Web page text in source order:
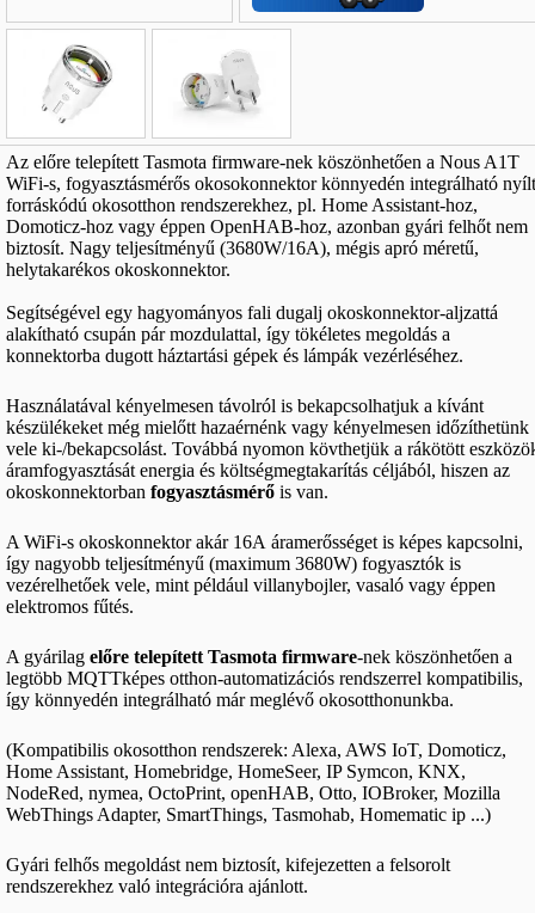
Név*:
E-mail*:
Telefon*:
Az előre telepített Tasmota firmware-nek köszönhetően a Nous A1T
WiFi-s, fogyasztásmérős okosokonnektor könnyedén integrálható nyílt
forráskódú okosotthon rendszerekhez, pl. Home Assistant-hoz,
Domoticz-hoz vagy éppen OpenHAB-hoz, azonban gyári felhőt nem
biztosít. Nagy teljesítményű (3680W/16A), mégis apró méretű,
helytakarékos okoskonnektor.
Segítségével egy hagyományos fali dugalj okoskonnektor-aljzattá
alakítható csupán pár mozdulattal, így tökéletes megoldás a
konnektorba dugott háztartási gépek és lámpák vezérléséhez.
Használatával kényelmesen távolról is bekapcsolhatjuk a kívánt
készülékeket még mielőtt hazaérnénk vagy kényelmesen időzíthetünk
vele ki-/bekapcsolást. Továbbá nyomon kövthetjük a rákötött
áramfogyasztását energia és költségmegtakarítás céljából, hiszen az
okoskonnektorban fogyasztásmérő is van.
A WiFi-s okoskonnektor akár 16A áramerősséget is képes kapcsolni,
így nagyobb teljesítményű (maximum 3680W) fogyasztók is
vezérelhetőek vele, mint például villanybojler, vasaló vagy éppen
elektromos fűtés.
A gyárilag előre telepített Tasmota firmware-nek köszönhetően a
legtöbb MQTTképes otthon-automatizációs rendszerrel kompatibilis,
így könnyedén integrálható már meglévő okosotthonunkba.
(Kompatibilis okosotthon rendszerek: Alexa, AWS IoT, Domoticz,
Home Assistant, Homebridge, HomeSeer, IP Symcon, KNX,
NodeRed, nymea, OctoPrint, openHAB, Otto, IOBroker, Mozilla
WebThings Adapter, SmartThings, Tasmohab, Homematic ip ...)
Gyári felhős megoldást nem biztosít, kifejezetten a felsorolt
rendszerekhez való integrációra ajánlott.